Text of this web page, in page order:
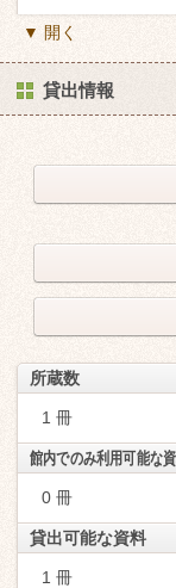
▼ 開く
貸出情報
所蔵数
1 冊
館内でのみ利用可能な
0 冊
貸出可能な資料
1 冊